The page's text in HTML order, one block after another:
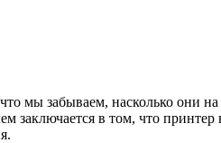
мы забываем, насколько они
в том, что